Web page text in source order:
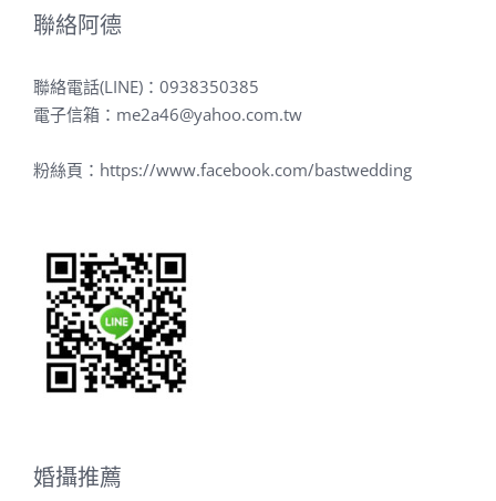
聯絡阿德
聯絡電話(LINE)： 0938350385
電子信箱： me2a46@yahoo.com.tw
粉絲頁： https://www.facebook.com/bastwedding
婚攝推薦